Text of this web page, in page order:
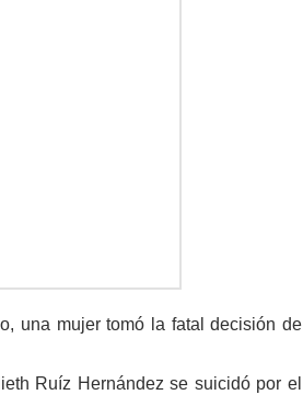
una mujer tomó la fatal decisión de
Ruíz Hernández se suicidó por el